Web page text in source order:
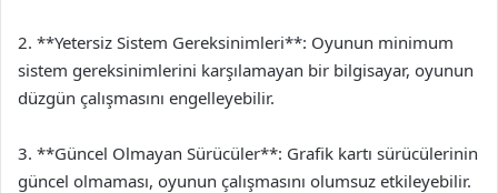
2. **Yetersiz Sistem Gereksinimleri**: Oyunun minimum
sistem gereksinimlerini karşılamayan bir bilgisayar, oyunun
düzgün çalışmasını engelleyebilir.
3. **Güncel Olmayan Sürücüler**: Grafik kartı sürücülerinin
güncel olmaması, oyunun çalışmasını olumsuz etkileyebilir.